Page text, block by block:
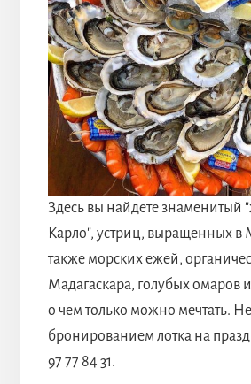
Здесь вы найдете знаменитый
Карло", устриц, выращенных в
также морских ежей,
Мадагаскара, голубых омаров
о чем только можно мечтать.
бронированием лотка на
97 77 84 31.